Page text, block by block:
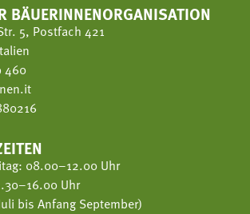
BÄUERINNENORGANISATION
5, Postfach 421
460
08.00–12.00 Uhr
Uhr
bis Anfang September)